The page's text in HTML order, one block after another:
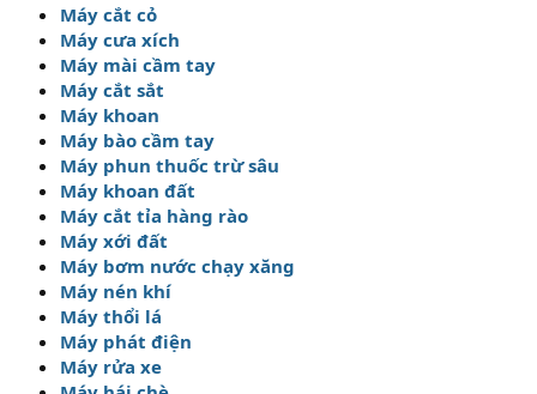
Máy cắt cỏ
Máy cưa xích
Máy mài cầm tay
Máy cắt sắt
Máy khoan
Máy bào cầm tay
Máy phun thuốc trừ sâu
Máy khoan đất
Máy cắt tỉa hàng rào
Máy xới đất
Máy bơm nước chạy xăng
Máy nén khí
Máy thổi lá
Máy phát điện
Máy rửa xe